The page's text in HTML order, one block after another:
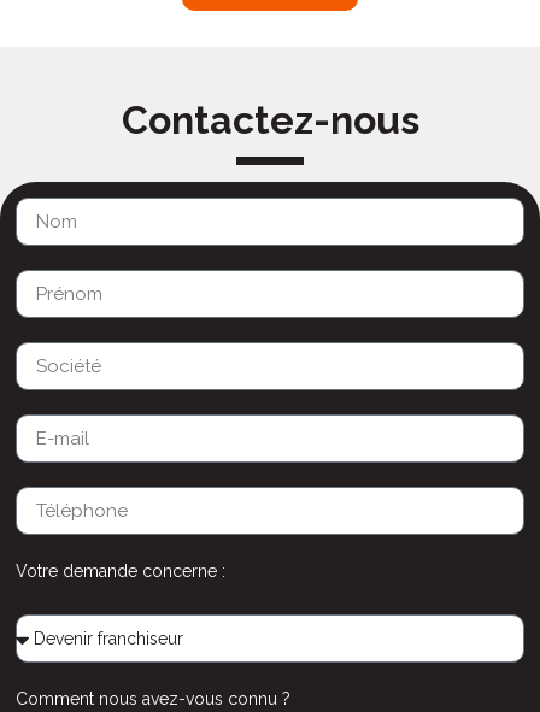
Contactez-nous
Votre demande concerne :
Comment nous avez-vous connu ?